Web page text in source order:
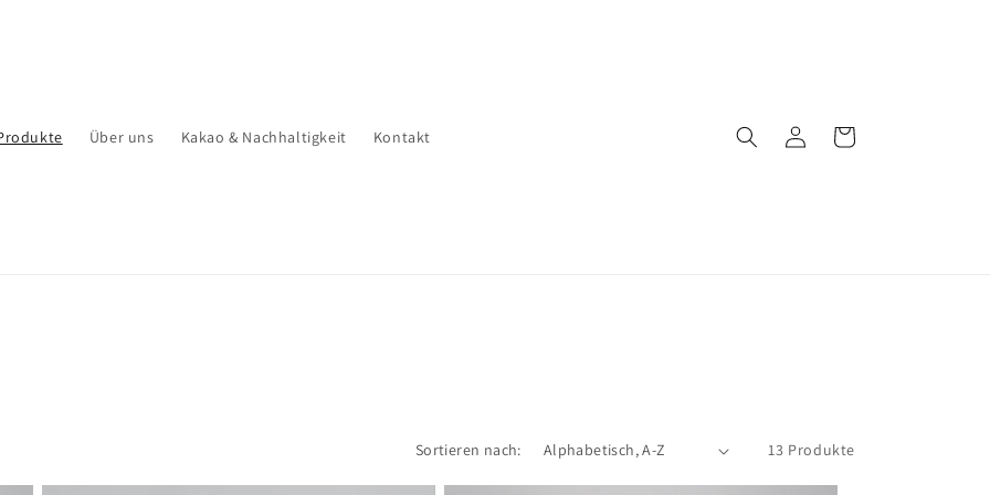
Über uns Kakao & Nachhaltigkeit Kontakt EinloggenWarenkorb
Sortieren nach: 13 Produkte